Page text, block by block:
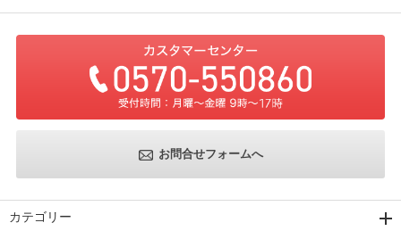
お問合せフォームへ
カテゴリー